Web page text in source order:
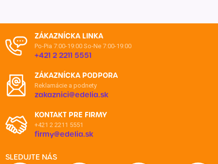
ZÁKAZNÍCKA LINKA
Po-Pia 7:00-19:00 So-Ne 7:00-19:00
+421 2 2211 5551
ZÁKAZNÍCKA PODPORA
Reklamácie a podnety
zakaznici@edelia.sk
KONTAKT PRE FIRMY
+421 2 2211 5551
firmy@edelia.sk
SLEDUJTE NÁS